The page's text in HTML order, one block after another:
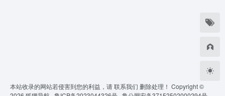
本站收录的网站若侵害到您的利益，请联系我们 删除处理！ Copyright ©